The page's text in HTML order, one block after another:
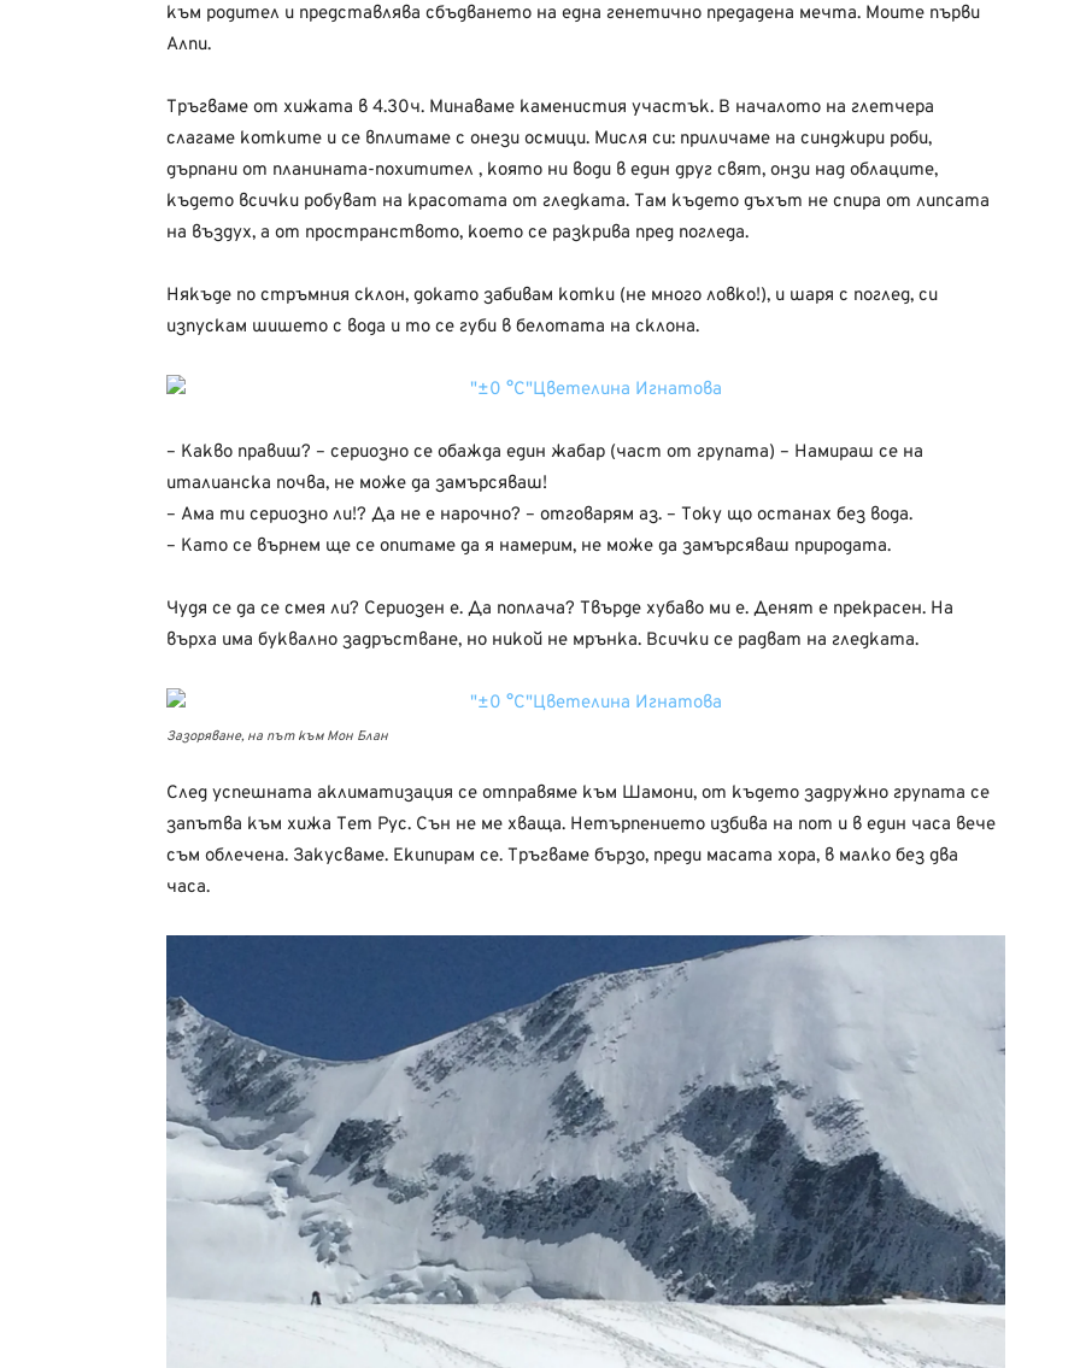
към родител и представлява сбъдването на една генетично предадена мечта. Моите първи
Алпи.
Тръгваме от хижата в 4.30ч. Минаваме каменистия участък. В началото на глетчера
слагаме котките и се вплитаме с онези осмици. Мисля си: приличаме на синджири роби,
дърпани от планината-похитител , която ни води в един друг свят, онзи над облаците,
където всички робуват на красотата от гледката. Там където дъхът не спира от липсата
на въздух, а от пространството, което се разкрива пред погледа.
Някъде по стръмния склон, докато забивам котки (не много ловко!), и шаря с поглед, си
изпускам шишето с вода и то се губи в белотата на склона.
– Какво правиш? – сериозно се обажда един жабар (част от групата) – Намираш се на
италианска почва, не може да замърсяваш!
– Ама ти сериозно ли!? Да не е нарочно? – отговарям аз. – Току що останах без вода.
– Като се върнем ще се опитаме да я намерим, не може да замърсяваш природата.
Чудя се да се смея ли? Сериозен е. Да поплача? Твърде хубаво ми е. Денят е прекрасен. На
върха има буквално задръстване, но никой не мрънка. Всички се радват на гледката.
Зазоряване, на път към Мон Блан
След успешната аклиматизация се отправяме към Шамони, от където задружно групата се
запътва към хижа Тет Рус. Сън не ме хваща. Нетърпението избива на пот и в един часа вече
съм облечена. Закусваме. Екипирам се. Тръгваме бързо, преди масата хора, в малко без два
часа.